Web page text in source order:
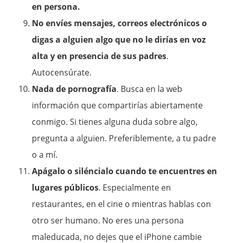
en persona.
No envíes mensajes, correos electrónicos o
digas a alguien algo que no le dirías en voz
alta y en presencia de sus padres.
Autocensúrate.
Nada de pornografía. Busca en la web
información que compartirías abiertamente
conmigo. Si tienes alguna duda sobre algo,
pregunta a alguien. Preferiblemente, a tu padre
o a mí.
Apágalo o siléncialo cuando te encuentres en
lugares públicos. Especialmente en
restaurantes, en el cine o mientras hablas con
otro ser humano. No eres una persona
maleducada, no dejes que el iPhone cambie